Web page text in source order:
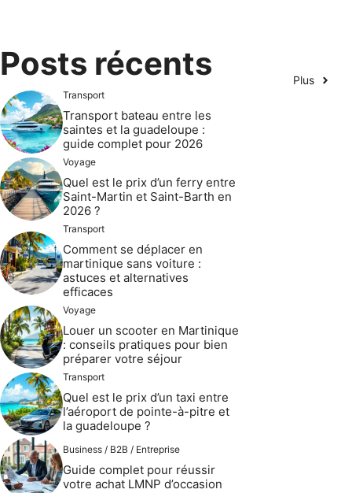
Posts récents Plus
Transport
Transport bateau entre les
saintes et la guadeloupe :
guide complet pour 2026
Voyage
Quel est le prix d’un ferry entre
Saint-Martin et Saint-Barth en
2026 ?
Transport
Comment se déplacer en
martinique sans voiture :
astuces et alternatives
efficaces
Voyage
Louer un scooter en Martinique
: conseils pratiques pour bien
préparer votre séjour
Transport
Quel est le prix d’un taxi entre
l’aéroport de pointe-à-pitre et
la guadeloupe ?
Business / B2B / Entreprise
Guide complet pour réussir
votre achat LMNP d’occasion